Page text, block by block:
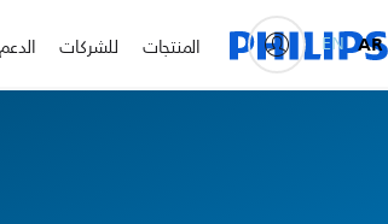
المنتجات للشركات الدعم AR
EN